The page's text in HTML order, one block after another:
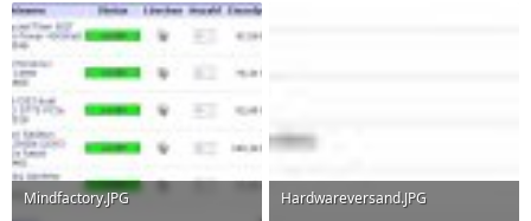
Mindfactory.JPG
Hardwareversand.JPG